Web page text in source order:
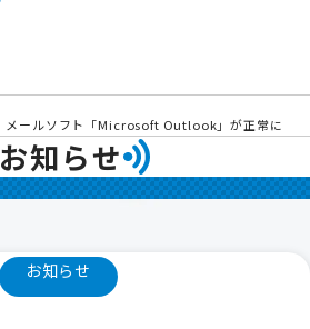
メールソフト「Microsoft Outlook」が正常に動
お知らせ
お知らせ